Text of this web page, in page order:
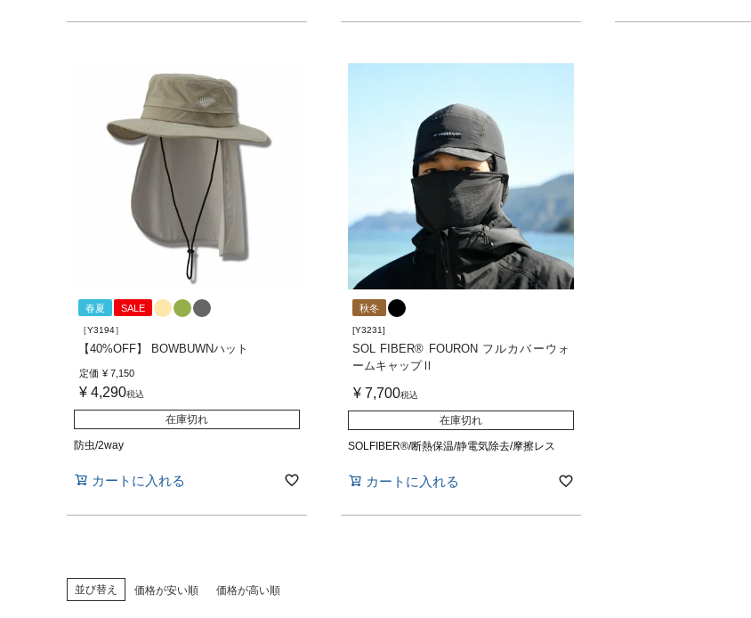
春夏 SALE
［Y3194］
【40%OFF】 BOWBUWNハット
定価 ¥ 7,150
¥ 4,290税込
在庫切れ
防虫/2way
カートに入れる
秋冬
[Y3231]
SOL FIBER® FOURON フルカバーウォ
ームキャップⅡ
¥ 7,700税込
在庫切れ
SOLFIBER®/断熱保温/静電気除去/摩擦レス
カートに入れる
並び替え 価格が安い順 価格が高い順